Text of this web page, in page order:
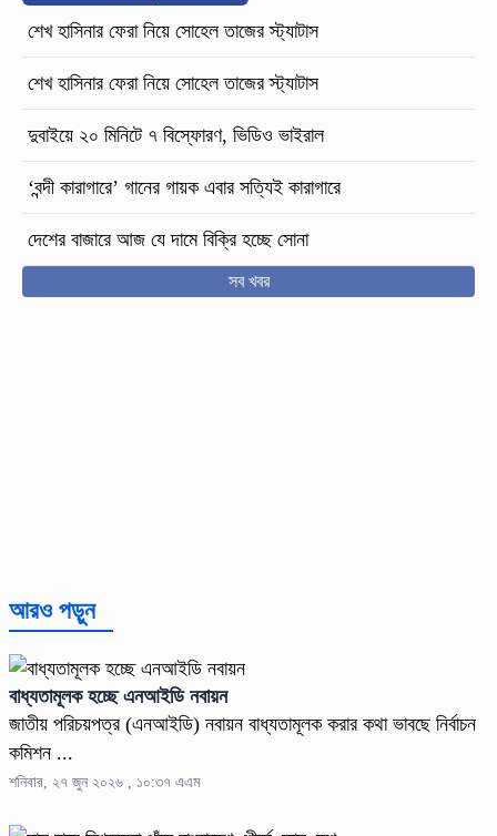
শেখ হাসিনার ফেরা নিয়ে সোহেল তাজের স্ট্যাটাস
শেখ হাসিনার ফেরা নিয়ে সোহেল তাজের স্ট্যাটাস
দুবাইয়ে ২০ মিনিটে ৭ বিস্ফোরণ, ভিডিও ভাইরাল
‘বন্দী কারাগারে’ গানের গায়ক এবার সত্যিই কারাগারে
দেশের বাজারে আজ যে দামে বিক্রি হচ্ছে সোনা
সব খবর
আরও পড়ুন
বাধ্যতামূলক হচ্ছে এনআইডি নবায়ন
জাতীয় পরিচয়পত্র (এনআইডি) নবায়ন বাধ্যতামূলক করার কথা ভাবছে নির্বাচন
কমিশন ...
শনিবার, ২৭ জুন ২০২৬ , ১০:৩৭ এএম